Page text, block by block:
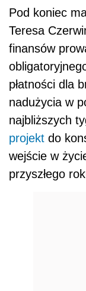
Pod koniec
Teresa
finansów
płatności dla
nadużycia w
najbliższych
projekt do
wejście w
przyszłego